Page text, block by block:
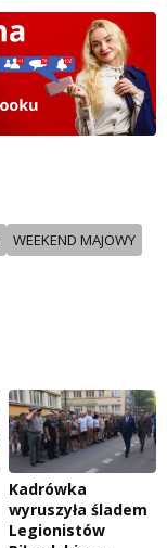
WEEKEND MAJOWY
Kadrówka
wyruszyła śladem
Legionistów